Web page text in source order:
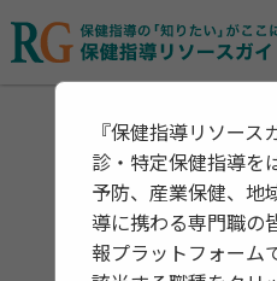
『保健指導リソース
診・特定保健指導を
予防、産業保健、地
導に携わる専門職の
報プラットフォームで